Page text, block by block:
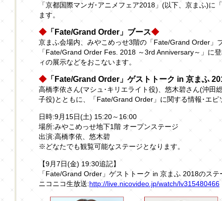
「京都国際マンガ･アニメフェア2018」(以下、京まふ)に
ます。
◆ 「Fate/Grand Order」ブース◆
京まふ会場内、みやこめっせ3階の「Fate/Grand Order」
「Fate/Grand Order Fes. 2018 ～3rd Anniversary～」に
ィの展示などをおこないます。
◆ 「Fate/Grand Order」ゲストトーク in 京まふ
高橋李依さん(マシュ･キリエライト役)、悠木碧さん(沖田
子役)とともに、「Fate/Grand Order」に関する情報･エピ
日時:9月15日(土) 15:20～16:00
場所:みやこめっせ地下1階 オープンステージ
出演:高橋李依、悠木碧
※どなたでも観覧可能なステージとなります。
【9月7日(金) 19:30追記】
「Fate/Grand Order」ゲストトーク in 京まふ 2018のス
ニコニコ生放送:http://live.nicovideo.jp/watch/lv315480466